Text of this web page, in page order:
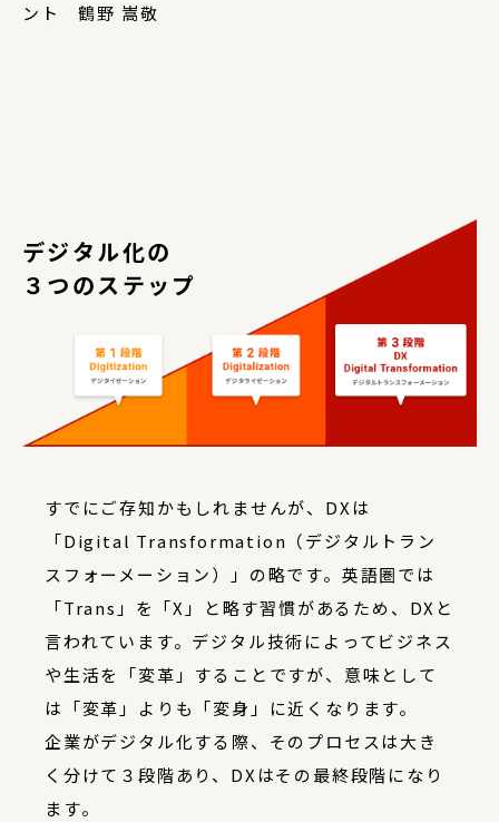
ント 鶴野 嵩敬
デジタル化の
３つのステップ
すでにご存知かもしれませんが、DXは
「Digital Transformation（デジタルトラン
スフォーメーション）」の略です。英語圏では
「Trans」を「X」と略す習慣があるため、DXと
言われています。デジタル技術によってビジネス
や生活を「変革」することですが、意味として
は「変革」よりも「変身」に近くなります。
企業がデジタル化する際、そのプロセスは大き
く分けて３段階あり、DXはその最終段階になり
ます。